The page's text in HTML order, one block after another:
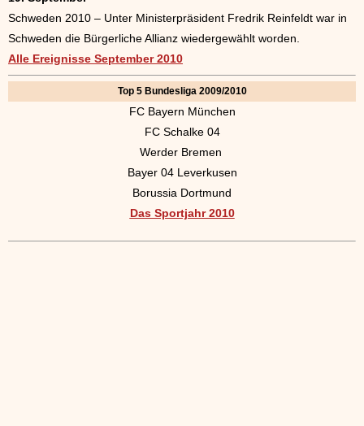
Schweden 2010 – Unter Ministerpräsident Fredrik Reinfeldt war in
Schweden die Bürgerliche Allianz wiedergewählt worden.
Alle Ereignisse September 2010
Top 5 Bundesliga 2009/2010
FC Bayern München
FC Schalke 04
Werder Bremen
Bayer 04 Leverkusen
Borussia Dortmund
Das Sportjahr 2010